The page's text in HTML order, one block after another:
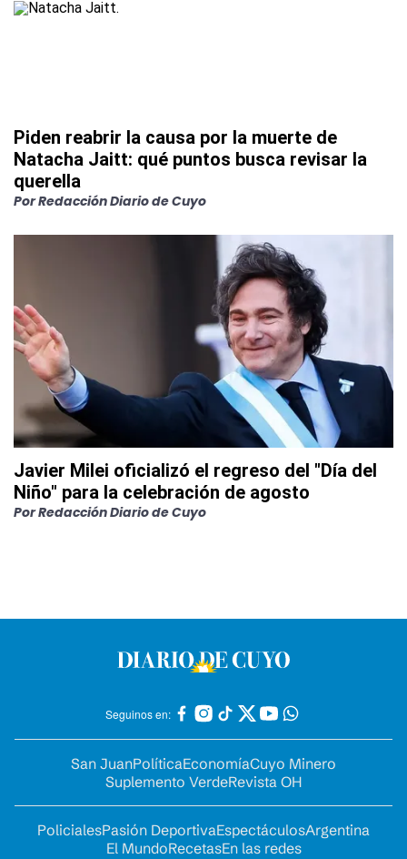
Piden reabrir la causa por la muerte de
Natacha Jaitt: qué puntos busca revisar la
querella
PorRedacción Diario de Cuyo
Javier Milei oficializó el regreso del "Día del
Niño" para la celebración de agosto
PorRedacción Diario de Cuyo
Seguinos en:
San JuanPolíticaEconomíaCuyo Minero
Suplemento VerdeRevista OH
PolicialesPasión DeportivaEspectáculosArgentina
El MundoRecetasEn las redes